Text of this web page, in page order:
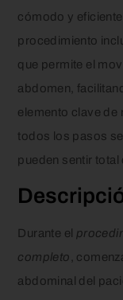
cómodo y
procedimiento
que permite el
abdomen,
elemento clave de
todos los pasos
pueden sentir total
Durante el
completo ,
abdominal del